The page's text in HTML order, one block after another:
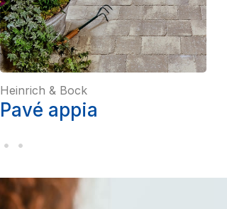
Heinrich & Bock
Pavé appia